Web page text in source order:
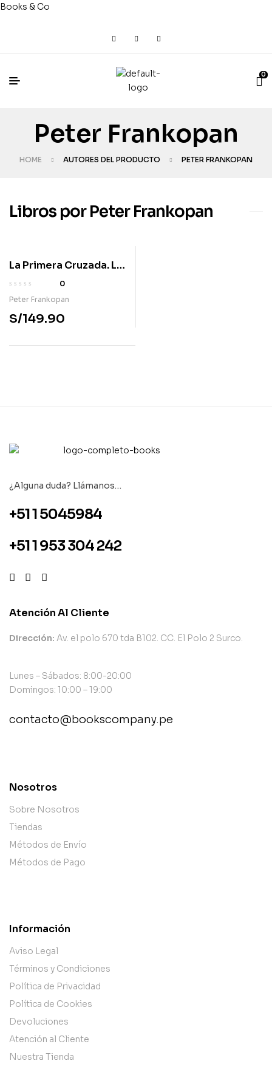
Books & Co
0
Peter Frankopan
HOME AUTORES DEL PRODUCTO PETER FRANKOPAN
Libros por Peter Frankopan
La Primera Cruzada. La
llamada de Oriente
0
Peter Frankopan
S/149.90
¿Alguna duda? Llámanos…
+51 1 5045984
+51 1 953 304 242
Atención Al Cliente
Dirección: Av. el polo 670 tda B102. CC. El Polo 2 Surco.
Lunes – Sábados: 8:00-20:00
Domingos: 10:00 – 19:00
contacto@bookscompany.pe
Nosotros
Sobre Nosotros
Tiendas
Métodos de Envío
Métodos de Pago
Información
Aviso Legal
Términos y Condiciones
Política de Privacidad
Política de Cookies
Devoluciones
Atención al Cliente
Nuestra Tienda